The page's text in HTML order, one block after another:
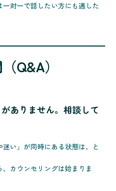
対一で話したい方にも適した
Q&A）
ありません。相談して
迷い」が同時にある状態は、と
カウンセリングは始まりま